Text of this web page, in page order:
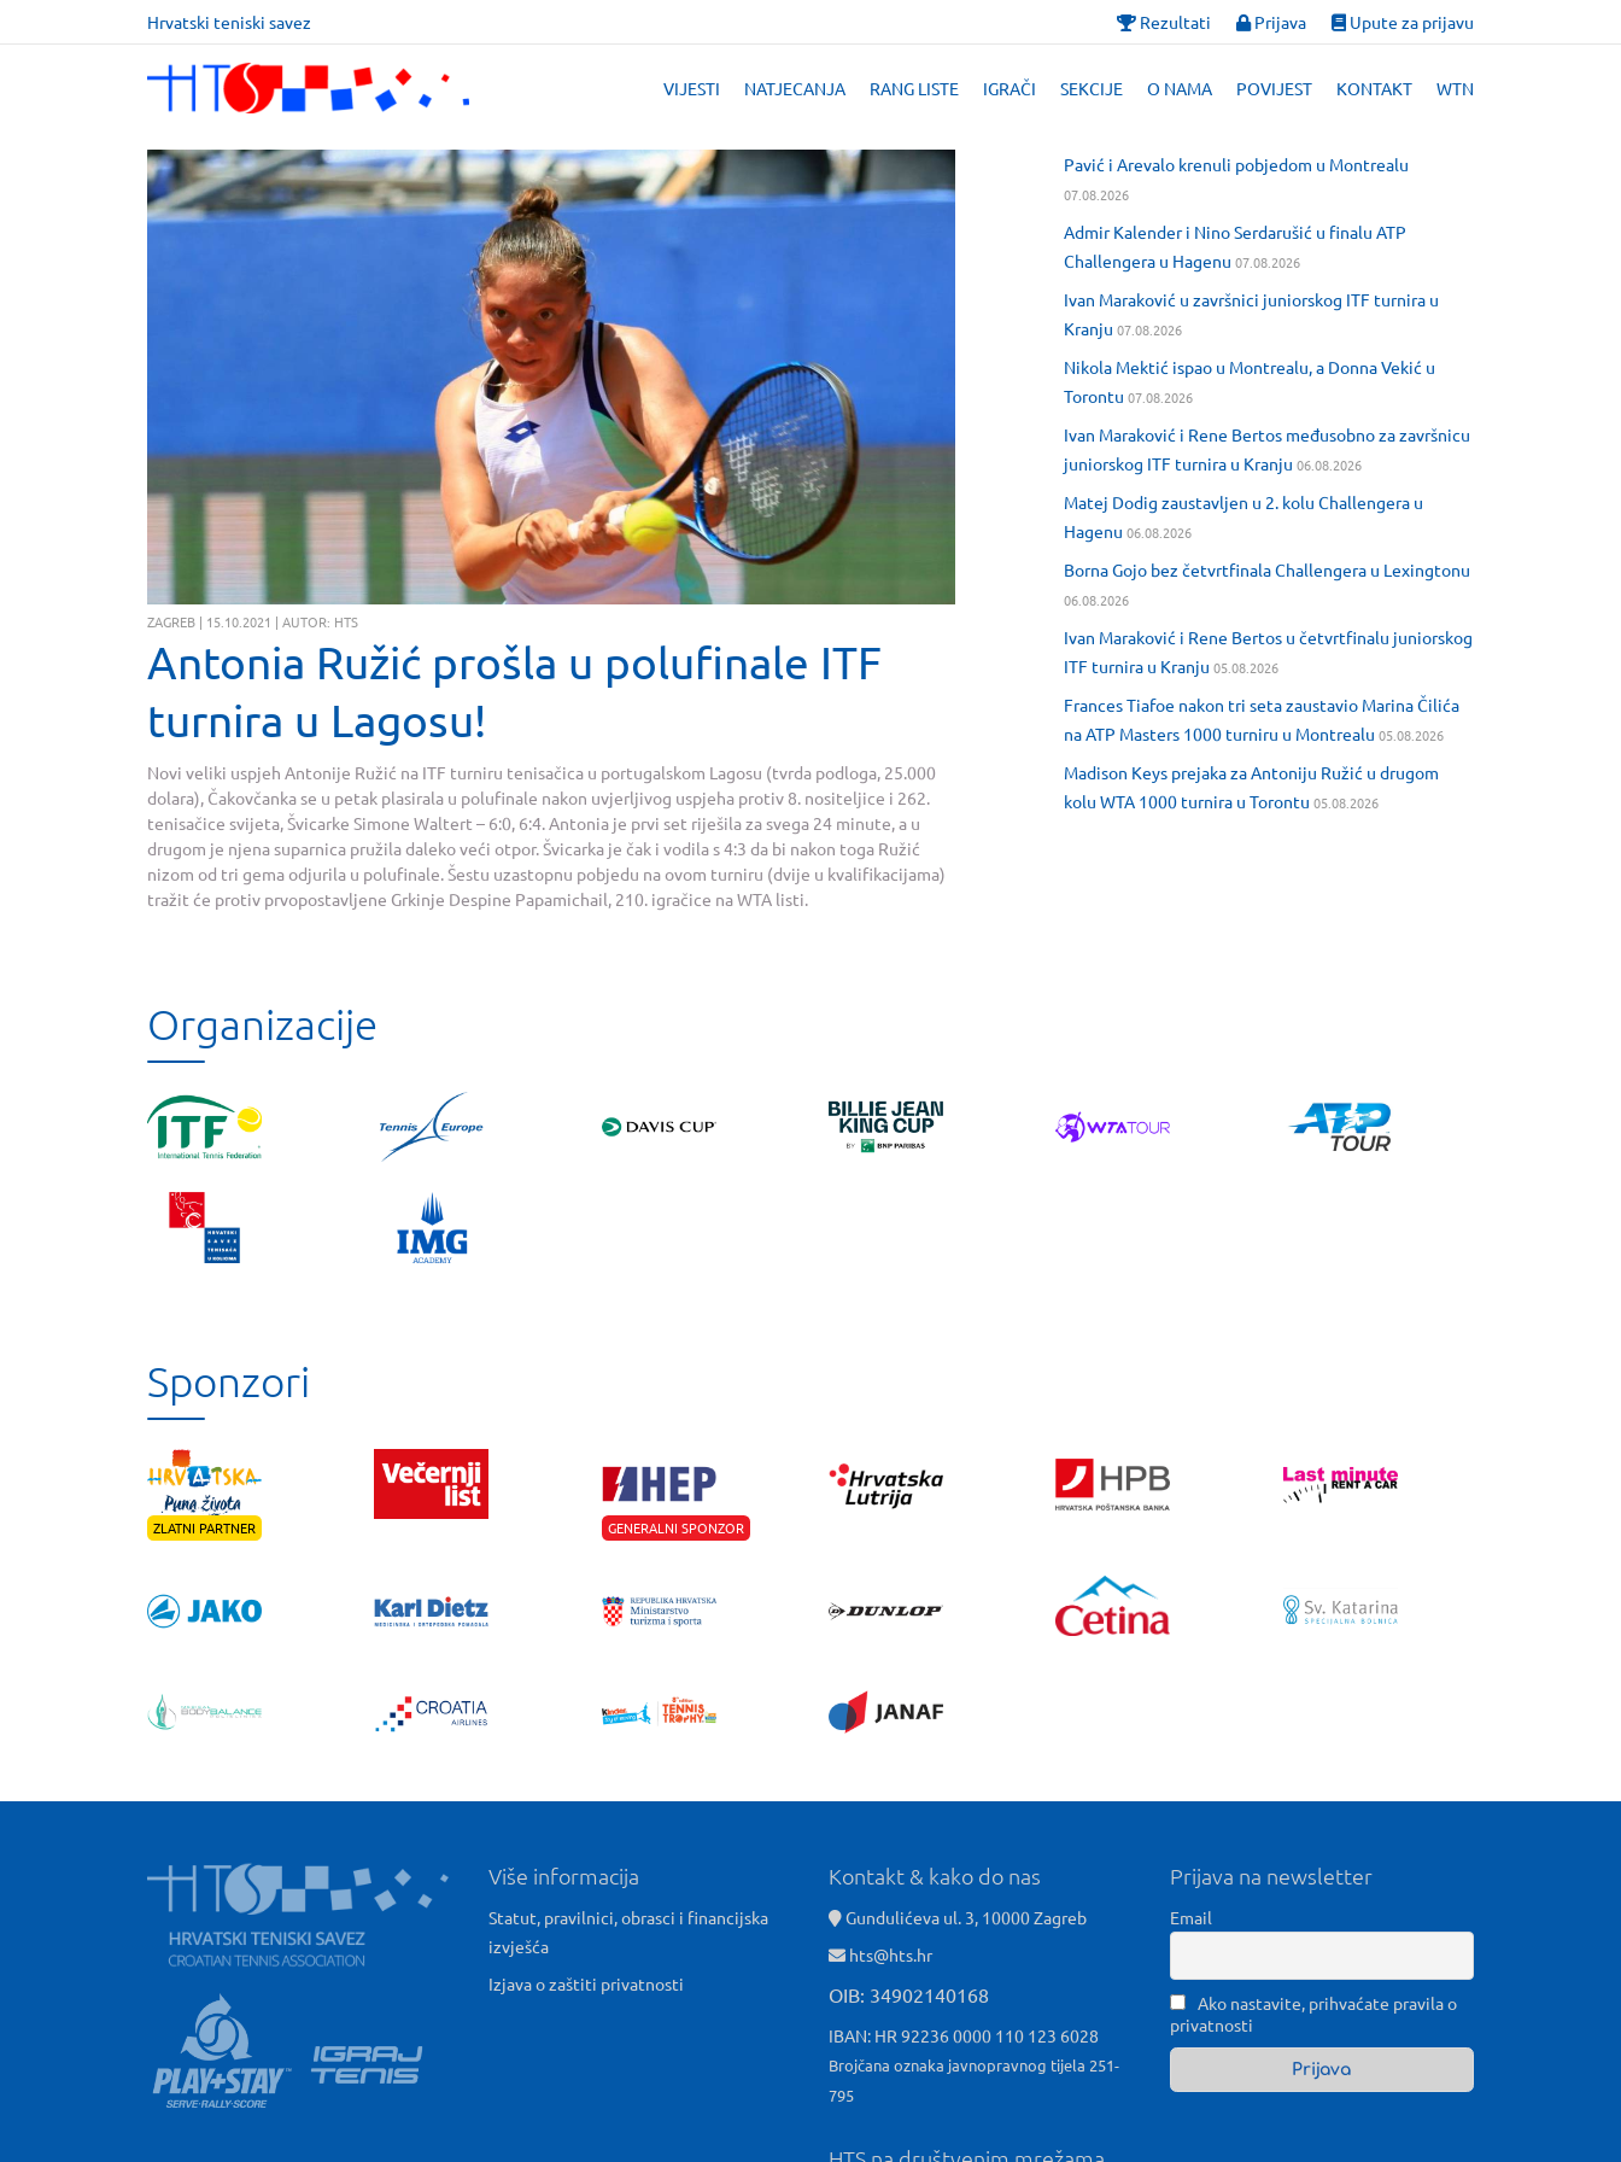
Hrvatski teniski savez Rezultati Prijava Upute za prijavu
VIJESTI NATJECANJA RANG LISTE IGRAČI SEKCIJE O NAMA POVIJEST KONTAKT WTN
ZAGREB | 15.10.2021 | AUTOR: HTS
Antonia Ružić prošla u polufinale ITF
turnira u Lagosu!
Novi veliki uspjeh Antonije Ružić na ITF turniru tenisačica u portugalskom Lagosu (tvrda podloga, 25.000
dolara), Čakovčanka se u petak plasirala u polufinale nakon uvjerljivog uspjeha protiv 8. nositeljice i 262.
tenisačice svijeta, Švicarke Simone Waltert – 6:0, 6:4. Antonia je prvi set riješila za svega 24 minute, a u
drugom je njena suparnica pružila daleko veći otpor. Švicarka je čak i vodila s 4:3 da bi nakon toga Ružić
nizom od tri gema odjurila u polufinale. Šestu uzastopnu pobjedu na ovom turniru (dvije u kvalifikacijama)
tražit će protiv prvopostavljene Grkinje Despine Papamichail, 210. igračice na WTA listi.
Pavić i Arevalo krenuli pobjedom u Montrealu
07.08.2026
Admir Kalender i Nino Serdarušić u finalu ATP
Challengera u Hagenu 07.08.2026
Ivan Maraković u završnici juniorskog ITF turnira u
Kranju 07.08.2026
Nikola Mektić ispao u Montrealu, a Donna Vekić u
Torontu 07.08.2026
Ivan Maraković i Rene Bertos međusobno za završnicu
juniorskog ITF turnira u Kranju 06.08.2026
Matej Dodig zaustavljen u 2. kolu Challengera u
Hagenu 06.08.2026
Borna Gojo bez četvrtfinala Challengera u Lexingtonu
06.08.2026
Ivan Maraković i Rene Bertos u četvrtfinalu juniorskog
ITF turnira u Kranju 05.08.2026
Frances Tiafoe nakon tri seta zaustavio Marina Čilića
na ATP Masters 1000 turniru u Montrealu 05.08.2026
Madison Keys prejaka za Antoniju Ružić u drugom
kolu WTA 1000 turnira u Torontu 05.08.2026
Organizacije
Sponzori
ZLATNI PARTNER GENERALNI SPONZOR
Više informacija
Statut, pravilnici, obrasci i financijska
izvješća
Izjava o zaštiti privatnosti
Kontakt & kako do nas
Gundulićeva ul. 3, 10000 Zagreb
hts@hts.hr
OIB: 34902140168
IBAN: HR 92236 0000 110 123 6028
Brojčana oznaka javnopravnog tijela 251-
795
Prijava na newsletter
Email
Ako nastavite, prihvaćate pravila o
privatnosti